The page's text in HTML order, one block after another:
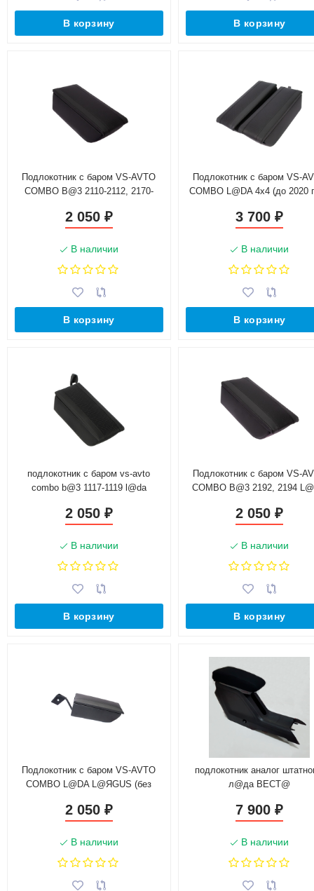
В корзину В корзину
Подлокотник с баром VS-AVTO
COMBO B@3 2110-2112, 2170-
2 050 ₽
В наличии
В корзину
Подлокотник с баром VS-
COMBO L@DA 4х4 (до 2020
3 700₽
В наличии
В корзину
подлокотник с баром vs-avto
combo b@3 1117-1119 l@da
2 050 ₽
В наличии
В корзину
Подлокотник с баром VS-
COMBO B@3 2192, 2194
(до 2015 г.в.)
2 050₽
В наличии
В корзину
Подлокотник с баром VS-AVTO
COMBO L@DA L@ЯGUS (без
2 050 ₽
В наличии
подлокотник аналог
л@да ВЕСТ@
7 900₽
В наличии